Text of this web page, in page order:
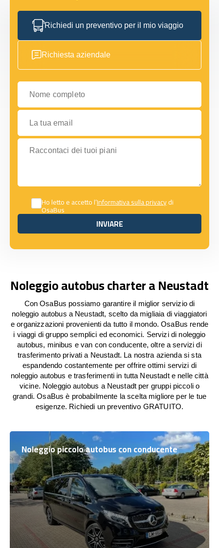
Richiedi un preventivo per il mio viaggio
Richiesta aziendale
Nome completo
La tua email
Raccontaci dei tuoi piani
Ho letto e accetto l’Informativa sulla privacydi
OsaBus
INVIARE
INVIARE
Noleggio autobus charter a Neustadt
Con OsaBus possiamo garantire il miglior servizio di
noleggio autobus a Neustadt, scelto da migliaia di viaggiatori
e organizzazioni provenienti da tutto il mondo. OsaBus rende
i viaggi di gruppo semplici ed economici. Servizi di noleggio
autobus, minibus e van con conducente, oltre a servizi di
trasferimento privati a Neustadt. La nostra azienda si sta
espandendo costantemente per offrire ottimi servizi di
noleggio autobus e trasferimenti in tutta Neustadt e nelle città
vicine. Noleggio autobus a Neustadt per gruppi piccoli o
grandi. OsaBus è probabilmente la scelta migliore per le tue
esigenze. Richiedi un preventivo GRATUITO.
Noleggio piccolo autobus con conducente